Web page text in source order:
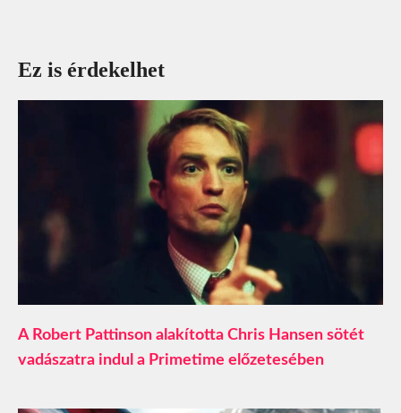
Ez is érdekelhet
A Robert Pattinson alakította Chris Hansen sötét
vadászatra indul a Primetime előzetesében